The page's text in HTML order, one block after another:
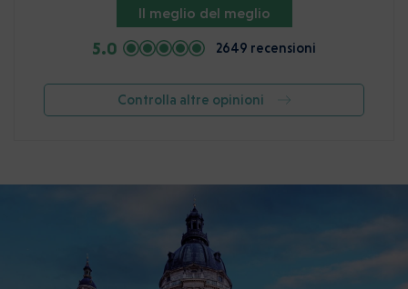
Il meglio del meglio
5.0 2649 recensioni
Controlla altre opinioni